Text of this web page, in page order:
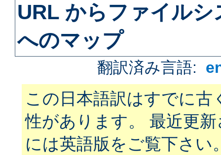
URL からファイル
へのマップ
翻訳済み言語:
この日本語訳はすでに古
性があります。 最近更
には英語版をご覧下さい